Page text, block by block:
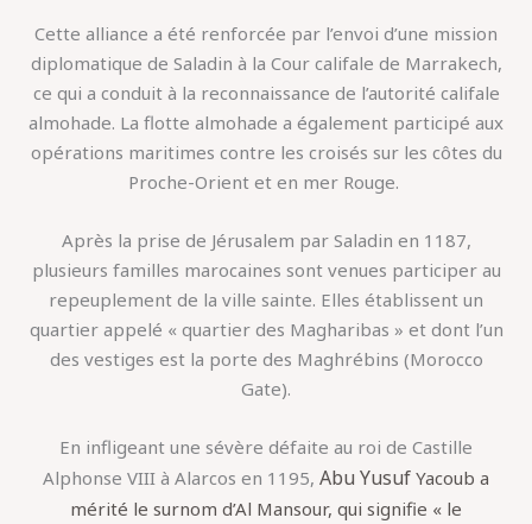
Cette alliance a été renforcée par l’envoi d’une mission
diplomatique de Saladin à la Cour califale de Marrakech,
ce qui a conduit à la reconnaissance de l’autorité califale
almohade. La flotte almohade a également participé aux
opérations maritimes contre les croisés sur les côtes du
Proche-Orient et en mer Rouge.
Après la prise de Jérusalem par Saladin en 1187,
plusieurs familles marocaines sont venues participer au
repeuplement de la ville sainte. Elles établissent un
quartier appelé « quartier des Magharibas » et dont l’un
des vestiges est la porte des Maghrébins (Morocco
Gate).
En infligeant une sévère défaite au roi de Castille
Alphonse VIII à Alarcos en 1195, Abu Yusuf Yacoub a
mérité le surnom d’Al Mansour, qui signifie « le